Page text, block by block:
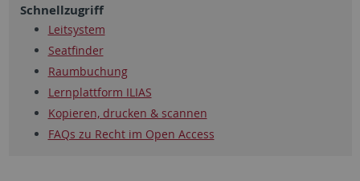
Schnellzugriff
Leitsystem
Seatfinder
Raumbuchung
Lernplattform ILIAS
Kopieren, drucken & scannen
FAQs zu Recht im Open Access